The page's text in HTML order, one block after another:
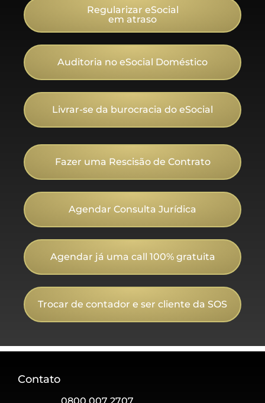
Regularizar eSocial
em atraso
Auditoria no eSocial Doméstico
Livrar-se da burocracia do eSocial
Fazer uma Rescisão de Contrato
Agendar Consulta Jurídica
Agendar já uma call 100% gratuita
Trocar de contador e ser cliente da SOS
Contato